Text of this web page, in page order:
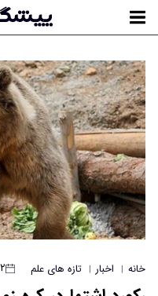
خانه | اخبار | تازه های علم